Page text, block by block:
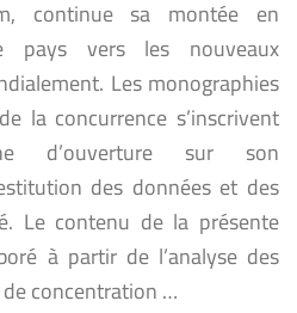
continue sa montée en
pays vers les nouveaux
Les monographies
la concurrence s’inscrivent
d’ouverture sur son
des données et des
Le contenu de la présente
à partir de l’analyse des
concentration …